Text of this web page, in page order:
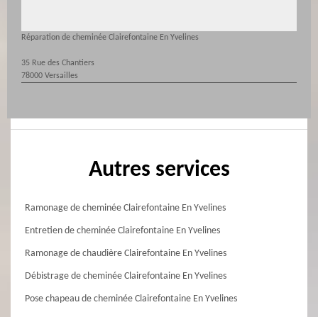
Réparation de cheminée Clairefontaine En Yvelines
35 Rue des Chantiers
78000 Versailles
Autres services
Ramonage de cheminée Clairefontaine En Yvelines
Entretien de cheminée Clairefontaine En Yvelines
Ramonage de chaudière Clairefontaine En Yvelines
Débistrage de cheminée Clairefontaine En Yvelines
Pose chapeau de cheminée Clairefontaine En Yvelines